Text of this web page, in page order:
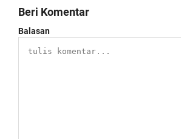
Beri Komentar
Balasan